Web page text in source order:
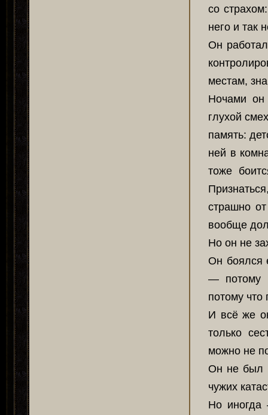
со
него и так
Он
местам,
Ночами он
глухой
память:
ней в
тоже
страшно
вообще
Но он не
Он боялся
— потому
потому что
И всё же
только
можно не
Он не был
чужих
Но